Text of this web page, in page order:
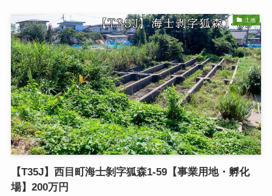
土地
【T35J】西目町海士剝字狐森1-59【事業用地・孵化
場】200万円